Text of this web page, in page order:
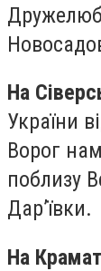
На
України
Ворог
поблизу
Дар’ївки.
На